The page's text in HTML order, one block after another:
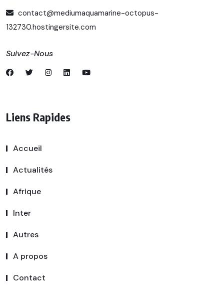
contact@mediumaquamarine-octopus-
132730.hostingersite.com
Suivez-Nous
Liens Rapides
Accueil
Actualités
Afrique
Inter
Autres
A propos
Contact